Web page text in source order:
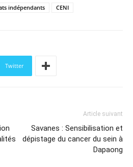
indépendants CENI
Twitter
Article suivant
Savanes : Sensibilisation et
dépistage du cancer du sein à
Dapaong